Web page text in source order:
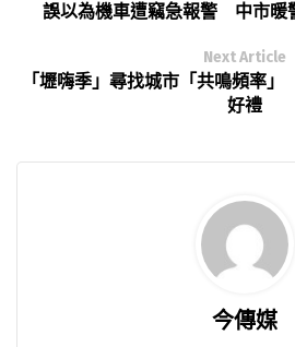
誤以為機車遭竊急報警 中市暖
Next Article
「壢嗨季」尋找城市「共鳴頻率
好禮
今傳媒